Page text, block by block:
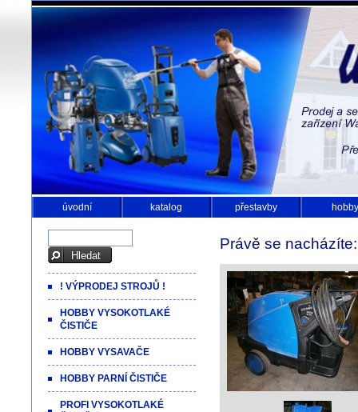
úvodní katalog přestavby hobby
Právě se
! VÝPRODEJ STROJŮ !
HOBBY VYSOKOTLAKÉ
ČISTIČE
HOBBY VYSAVAČE
HOBBY PARNÍ ČISTIČE
PROFI VYSOKOTLAKÉ